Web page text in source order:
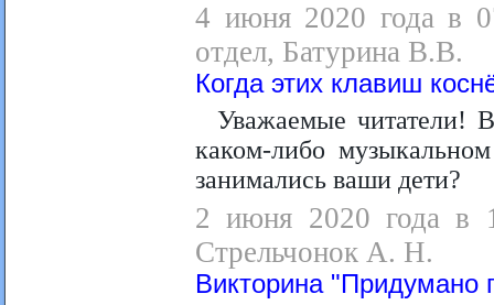
4 июня 2020 года в
отдел, Батурина В.В.
Когда этих клавиш
Уважаемые читатели!
каком-либо
занимались ваши дети?
2 июня 2020 года в
Стрельчонок А. Н.
Викторина "Придумано